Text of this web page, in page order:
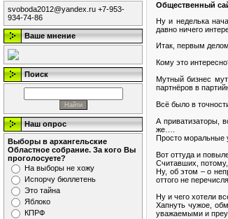
svoboda2012@yandex.ru +7-953-
934-74-86
Ваше мнение
Поиск
Наш опрос
Выборы в архангельские
Областное собрание. За кого Вы
проголосуете?
На выборы не хожу
Испорчу бюллетень
Это тайна
Яблоко
КПРФ
Общественный
Ну и неделька
давно ничего
Итак, первым
Кому это
Мутный бизнес
партнёров в
Всё было в
А приватизаторы,
же….
Просто моральные
Вот оттуда и
Считавших, потому,
Ну, об этом – о
оттого не
Ну и чего хотели
Хапнуть чужое,
уважаемыми и